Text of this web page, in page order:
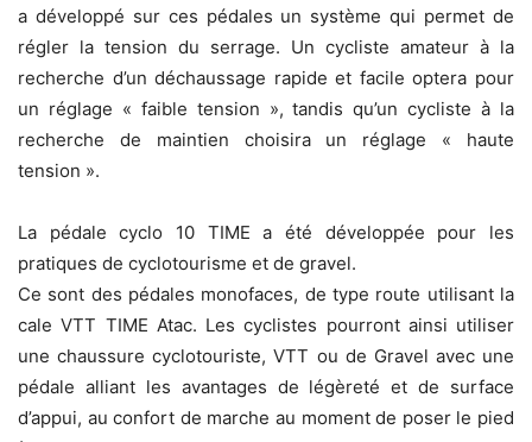
a développé sur ces pédales un système qui permet de
régler la tension du serrage. Un cycliste amateur à la
recherche d’un déchaussage rapide et facile optera pour
un réglage « faible tension », tandis qu’un cycliste à la
recherche de maintien choisira un réglage « haute
tension ».
La pédale cyclo 10 TIME a été développée pour les
pratiques de cyclotourisme et de gravel.
Ce sont des pédales monofaces, de type route utilisant la
cale VTT TIME Atac. Les cyclistes pourront ainsi utiliser
une chaussure cyclotouriste, VTT ou de Gravel avec une
pédale alliant les avantages de légèreté et de surface
d’appui, au confort de marche au moment de poser le pied